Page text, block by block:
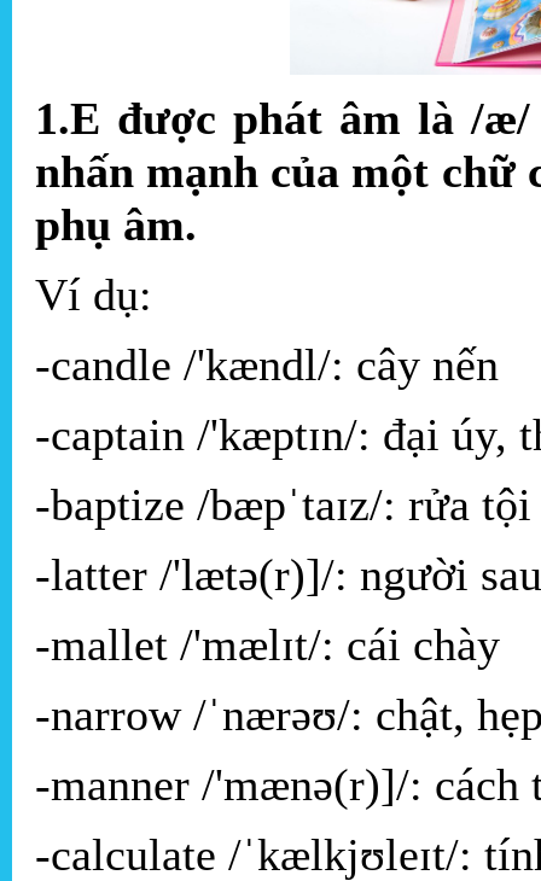
1.E được phát âm là /
nhấn mạnh của một chữ
phụ âm.
Ví dụ:
-candle /'kændl/: cây nến
-captain /'kæptɪn/: đại úy,
-baptize /bæpˈtaɪz/: rửa tội
-latter /'lætə(r)]/: người
-mallet /'mælɪt/: cái chày
-narrow /ˈnærəʊ/: chật,
-manner /'mænə(r)]/: cách
-calculate /ˈkælkjʊleɪt/: